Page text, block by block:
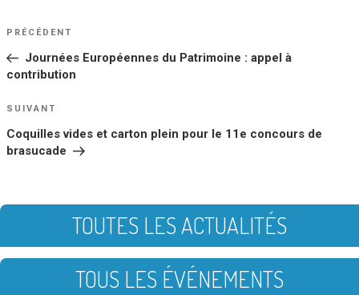
NAVIGATION
DE
L’ARTICLE
Article
PRÉCÉDENT
Journées Européennes du Patrimoine : appel à
contribution
Article
SUIVANT
Coquilles vides et carton plein pour le 11e concours de
brasucade
TOUTES LES ACTUALITÉS
TOUS LES ÉVÉNEMENTS